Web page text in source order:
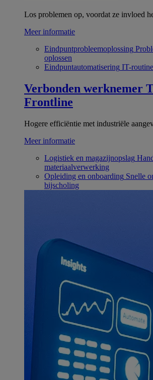
Los problemen op, voordat ze invloed
Meer informatie
Eindpuntprobleemoplossing
oplossen
Eindpuntautomatisering IT-
Verbonden werknemer
Frontline
Hogere efficiëntie met industriële
Meer informatie
Logistiek en magazijnopslag
materiaalverwerking
Opleiding en onboarding Snelle
bijscholing